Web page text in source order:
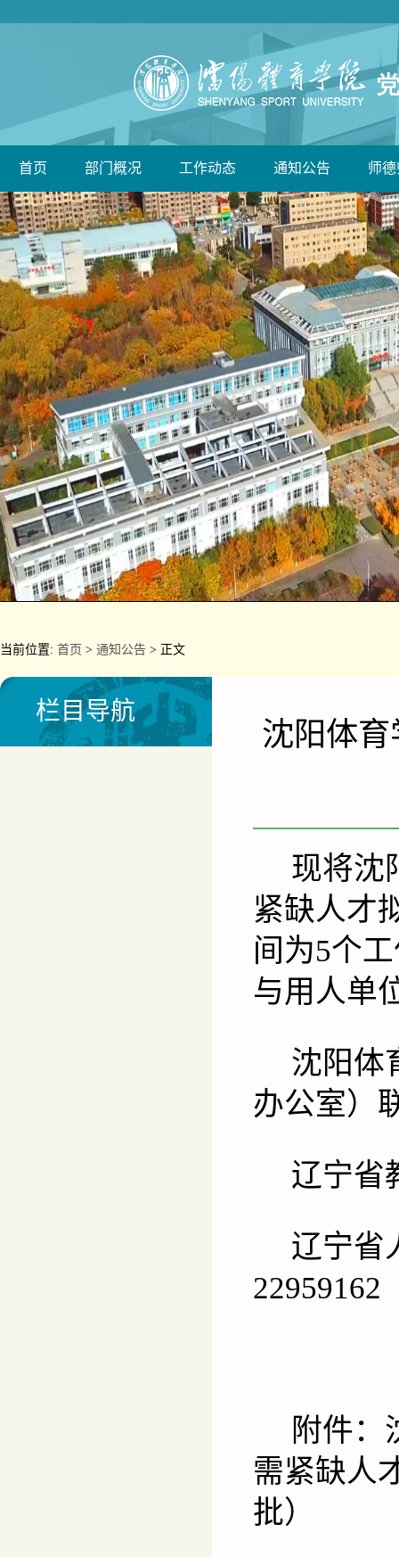
首页 部门概况 工作动态 通知公告 师
当前位置: 首页 > 通知公告 > 正文
栏目导航
沈阳体育
现将沈
紧缺人才
间为5个
与用人单
沈阳体
办公室）
辽宁省
辽宁省
22959162
附件：
需紧缺人
批）